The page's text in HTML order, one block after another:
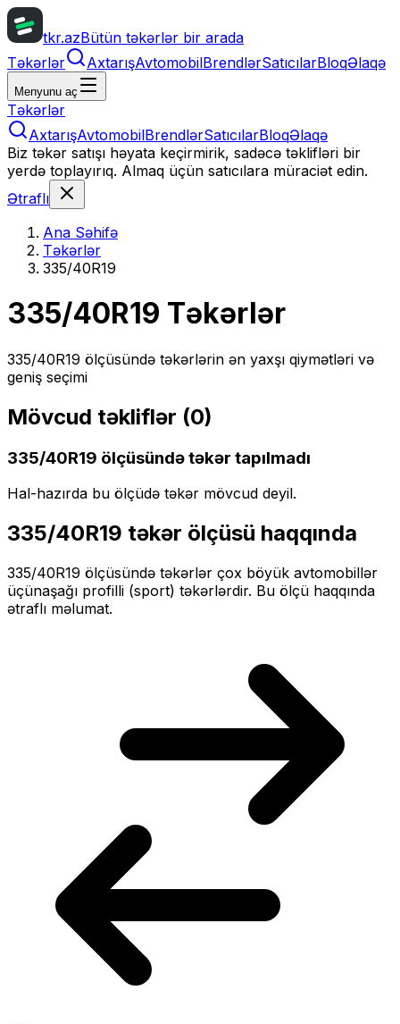
tkr.azBütün təkərlər bir arada
Təkərlər
AxtarışAvtomobilBrendlərSatıcılarBloqƏlaqə
Menyunu aç
Təkərlər
AxtarışAvtomobilBrendlərSatıcılarBloqƏlaqə
Biz təkər satışı həyata keçirmirik, sadəcə təklifləri bir
yerdə toplayırıq. Almaq üçün satıcılara müraciət edin.
Ətraflı
Ana Səhifə
Təkərlər
335/40R19
335/40R19 Təkərlər
335/40R19 ölçüsündə təkərlərin ən yaxşı qiymətləri və
geniş seçimi
Mövcud təkliflər (0)
335/40R19 ölçüsündə təkər tapılmadı
Hal-hazırda bu ölçüdə təkər mövcud deyil.
335/40R19 təkər ölçüsü haqqında
335/40R19 ölçüsündə təkərlər çox böyük avtomobillər
üçünaşağı profilli (sport) təkərlərdir. Bu ölçü haqqında
ətraflı məlumat.